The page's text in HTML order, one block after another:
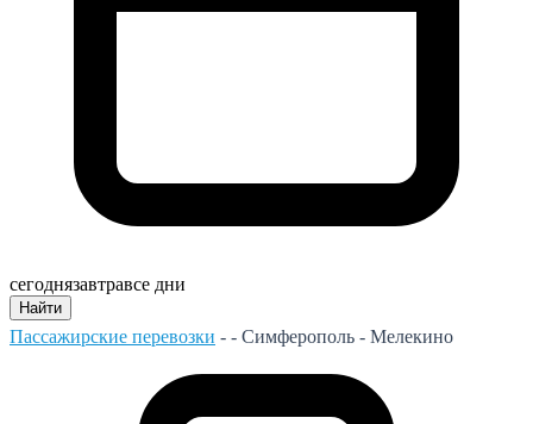
сегоднязавтравсе дни
Найти
Пассажирские перевозки - - Симферополь - Мелекино